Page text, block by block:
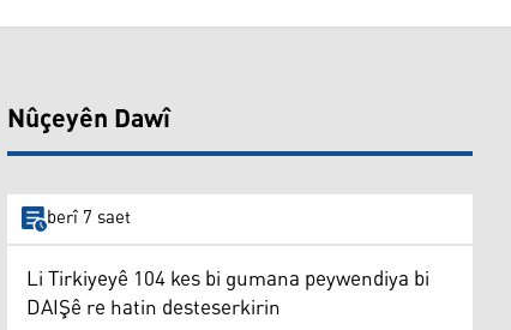
Nûçeyên Dawî
berî 7 saet
Li Tirkiyeyê 104 kes bi gumana peywendiya bi
DAIŞê re hatin desteserkirin